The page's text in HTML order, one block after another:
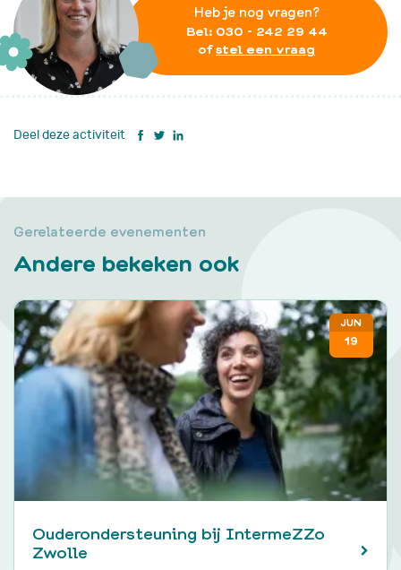
Heb je nog vragen?
Bel: 030 - 242 29 44
ofstel een vraag
Deel deze activiteit
Gerelateerde evenementen
Andere bekeken ook
JUN
19
Ouderondersteuning bij IntermeZZo
Zwolle